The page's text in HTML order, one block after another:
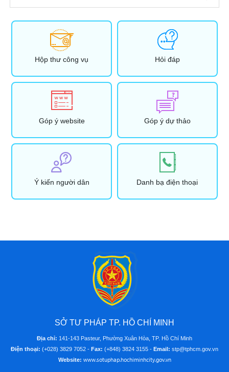
Hộp thư công vụ Hỏi đáp
Góp ý website Góp ý dự thảo
Ý kiến người dân Danh bạ điện thoại
SỞ TƯ PHÁP TP. HỒ CHÍ MINH
Địa chỉ: 141-143 Pasteur, Phường Xuân Hòa, TP. Hồ Chí Minh
Điện thoại: (+028) 3829 7052 - Fax: (+848) 3824 3155 - Email: stp@tphcm.gov.vn
Website: www.sotuphap.hochiminhcity.gov.vn